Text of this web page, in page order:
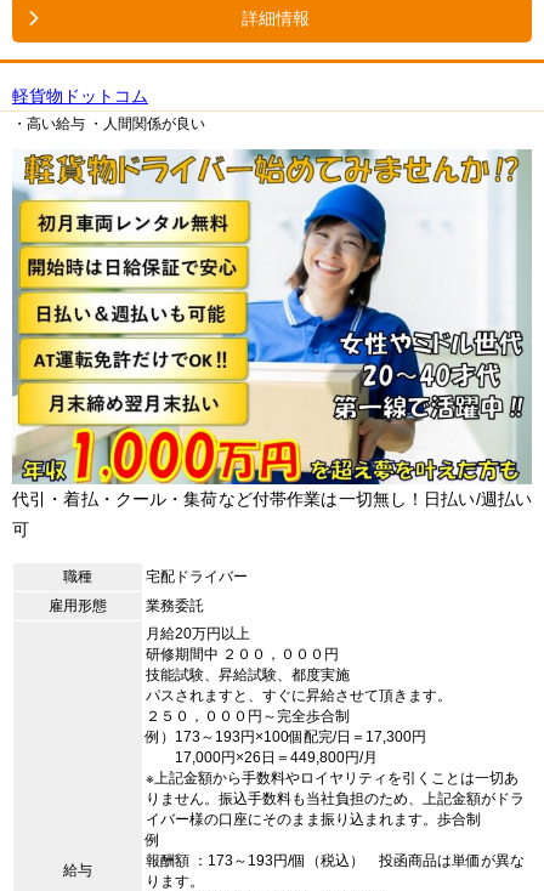
詳細情報
軽貨物ドットコム
・高い給与 ・人間関係が良い
代引・着払・クール・集荷など付帯作業は一切無し！日払い/週払い
可
職種
宅配ドライバー
雇用形態
業務委託
給与
月給20万円以上
研修期間中 ２００，０００円
技能試験、昇給試験、都度実施
パスされますと、すぐに昇給させて頂きます。
２５０，０００円～完全歩合制
例）173～193円×100個配完/日＝17,300円
17,000円×26日＝449,800円/月
※上記金額から手数料やロイヤリティを引くことは一切あ
りません。振込手数料も当社負担のため、上記金額がドラ
イバー様の口座にそのまま振り込まれます。歩合制
例
報酬額 ：173～193円/個（税込） 投函商品は単価が異な
ります。